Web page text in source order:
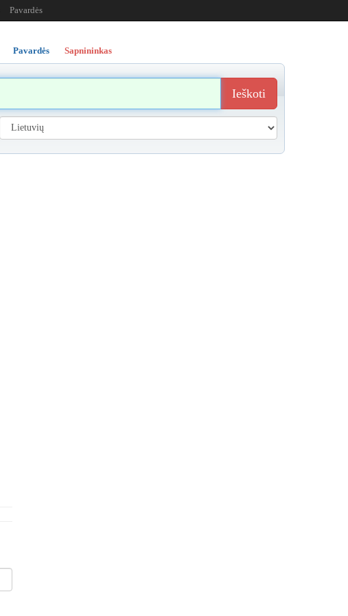
Pavardės
Pavardės Sapnininkas
Ieškoti